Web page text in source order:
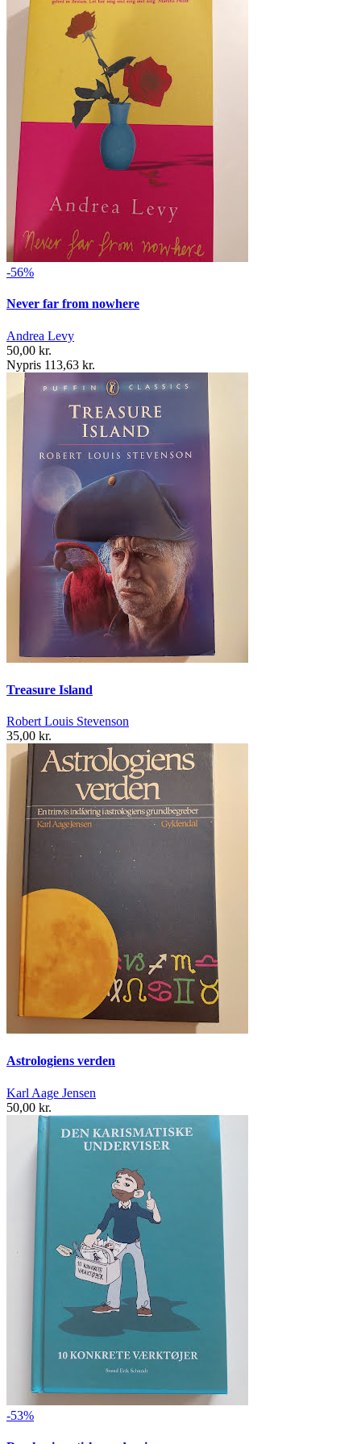
-56%
Never far from nowhere
Andrea Levy
50,00 kr.
Nypris 113,63 kr.
Treasure Island
Robert Louis Stevenson
35,00 kr.
Astrologiens verden
Karl Aage Jensen
50,00 kr.
-53%